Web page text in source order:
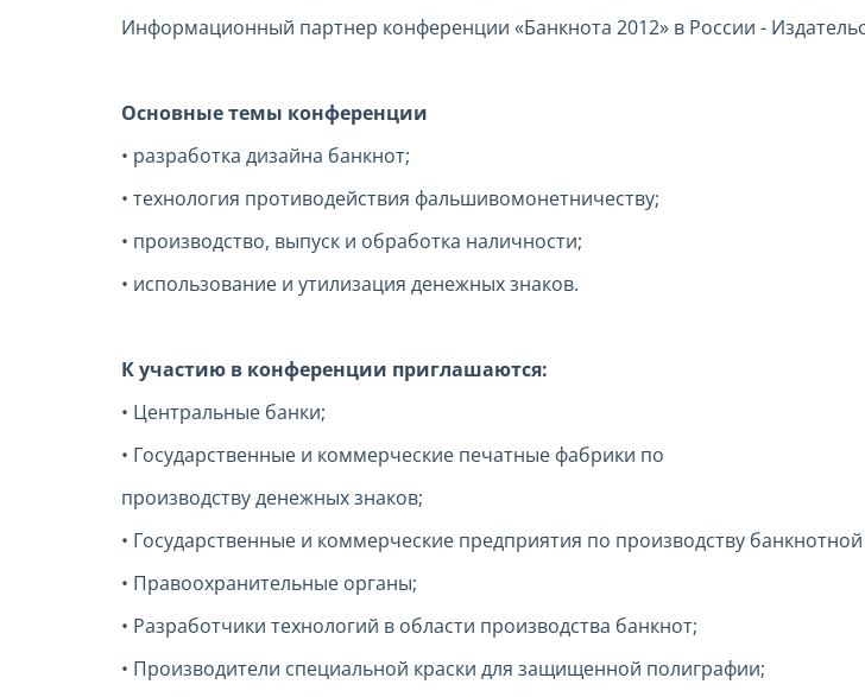
Информационный партнер конференции «Банкнота 2012» в России -
Основные темы конференции
• разработка дизайна банкнот;
• технология противодействия фальшивомонетничеству;
• производство, выпуск и обработка наличности;
• использование и утилизация денежных знаков.
К участию в конференции приглашаются:
• Центральные банки;
• Государственные и коммерческие печатные фабрики по
производству денежных знаков;
• Государственные и коммерческие предприятия по производству
• Правоохранительные органы;
• Разработчики технологий в области производства банкнот;
• Производители специальной краски для защищенной полиграфии;